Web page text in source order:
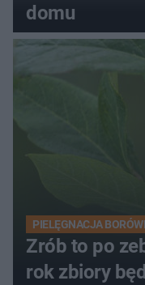
domu
PIELĘGNACJA
Zrób to po
rok zbiory